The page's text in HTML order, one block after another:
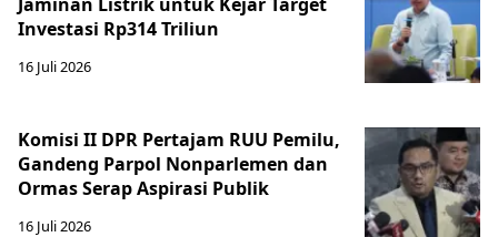
Investasi Rp314 Triliun
16 Juli 2026
Komisi II DPR Pertajam RUU Pemilu,
Gandeng Parpol Nonparlemen dan
Ormas Serap Aspirasi Publik
16 Juli 2026